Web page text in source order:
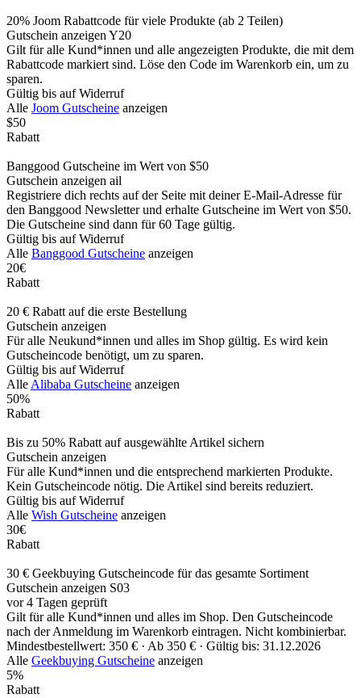
20% Joom Rabattcode für viele Produkte (ab 2 Teilen)
Gutschein anzeigenY20
Gilt für alle Kund*innen und alle angezeigten Produkte, die mit dem
Rabattcode markiert sind. Löse den Code im Warenkorb ein, um zu
sparen.
Gültig bis auf Widerruf
Alle Joom Gutscheine anzeigen
$50
Rabatt
Banggood Gutscheine im Wert von $50
Gutschein anzeigen ail
Registriere dich rechts auf der Seite mit deiner E-Mail-Adresse für
den Banggood Newsletter und erhalte Gutscheine im Wert von $50.
Die Gutscheine sind dann für 60 Tage gültig.
Gültig bis auf Widerruf
Alle Banggood Gutscheine anzeigen
20€
Rabatt
20 € Rabatt auf die erste Bestellung
Gutschein anzeigen
Für alle Neukund*innen und alles im Shop gültig. Es wird kein
Gutscheincode benötigt, um zu sparen.
Gültig bis auf Widerruf
AlleAlibaba Gutscheine anzeigen
50%
Rabatt
Bis zu 50% Rabatt auf ausgewählte Artikel sichern
Gutschein anzeigen
Für alle Kund*innen und die entsprechend markierten Produkte.
Kein Gutscheincode nötig. Die Artikel sind bereits reduziert.
Gültig bis auf Widerruf
Alle Wish Gutscheine anzeigen
30€
Rabatt
30 € Geekbuying Gutscheincode für das gesamte Sortiment
Gutschein anzeigen S03
vor 4 Tagen geprüft
Gilt für alle Kund*innen und alles im Shop. Den Gutscheincode
nach der Anmeldung im Warenkorb eintragen. Nicht kombinierbar.
Mindestbestellwert: 350 € · Ab 350 € · Gültig bis: 31.12.2026
Alle Geekbuying Gutscheine anzeigen
5%
Rabatt